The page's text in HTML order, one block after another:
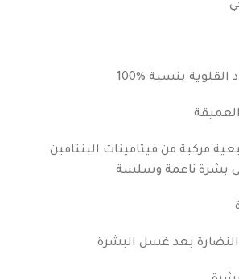
بنسبة %100
مركبة من فيتامينات البنتافين
بشرة ناعمة وسلسة
بعد غسل البشرة